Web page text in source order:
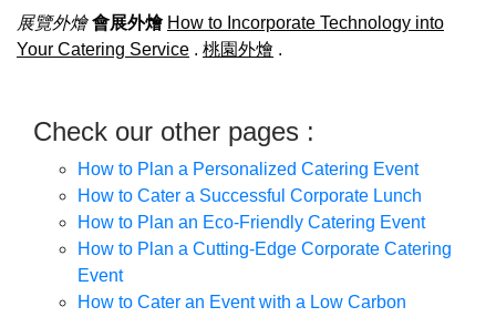
展覽外燴 會展外燴 How to Incorporate Technology into
Your Catering Service . 桃園外燴 .
Check our other pages :
How to Plan a Personalized Catering Event
How to Cater a Successful Corporate Lunch
How to Plan an Eco-Friendly Catering Event
How to Plan a Cutting-Edge Corporate Catering
Event
How to Cater an Event with a Low Carbon